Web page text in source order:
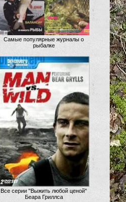
Самые популярные журналы о
рыбалке
Все серии "Выжить любой ценой"
Беара Гриллса